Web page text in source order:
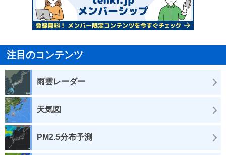
注目のコンテンツ
雨雲レーダー
天気図
PM2.5分布予測